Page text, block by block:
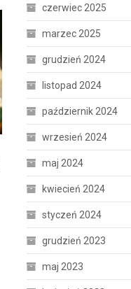
czerwiec 2025
marzec 2025
grudzień 2024
listopad 2024
październik 2024
wrzesień 2024
maj 2024
kwiecień 2024
styczeń 2024
grudzień 2023
maj 2023